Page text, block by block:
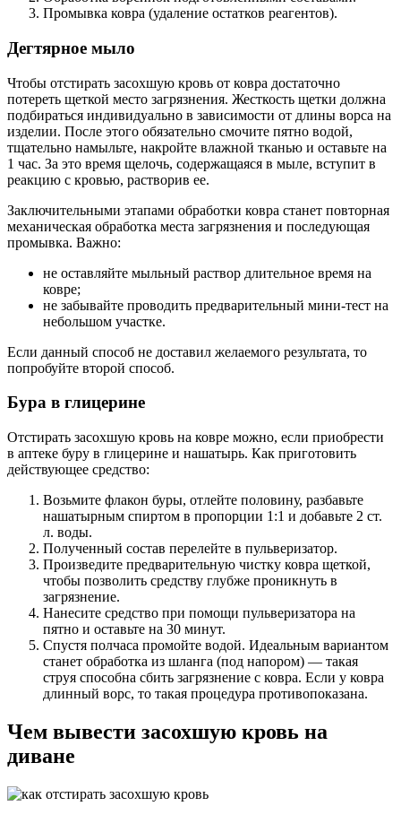
Промывка ковра (удаление остатков реагентов).
Дегтярное мыло
Чтобы отстирать засохшую кровь от ковра достаточно
потереть щеткой место загрязнения. Жесткость щетки должна
подбираться индивидуально в зависимости от длины ворса на
изделии. После этого обязательно смочите пятно водой,
тщательно намыльте, накройте влажной тканью и оставьте на
1 час. За это время щелочь, содержащаяся в мыле, вступит в
реакцию с кровью, растворив ее.
Заключительными этапами обработки ковра станет повторная
механическая обработка места загрязнения и последующая
промывка. Важно:
не оставляйте мыльный раствор длительное время на
ковре;
не забывайте проводить предварительный мини-тест на
небольшом участке.
Если данный способ не доставил желаемого результата, то
попробуйте второй способ.
Бура в глицерине
Отстирать засохшую кровь на ковре можно, если приобрести
в аптеке буру в глицерине и нашатырь. Как приготовить
действующее средство:
Возьмите флакон буры, отлейте половину, разбавьте
нашатырным спиртом в пропорции 1:1 и добавьте 2 ст.
л. воды.
Полученный состав перелейте в пульверизатор.
Произведите предварительную чистку ковра щеткой,
чтобы позволить средству глубже проникнуть в
загрязнение.
Нанесите средство при помощи пульверизатора на
пятно и оставьте на 30 минут.
Спустя полчаса промойте водой. Идеальным вариантом
станет обработка из шланга (под напором) — такая
струя способна сбить загрязнение с ковра. Если у ковра
длинный ворс, то такая процедура противопоказана.
Чем вывести засохшую кровь на
диване